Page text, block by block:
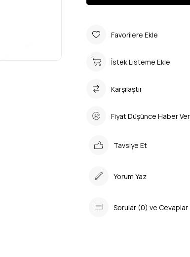
Favorilere Ekle
İstek Listeme Ekle
Karşılaştır
Fiyat Düşünce Haber Ver
Tavsiye Et
Yorum Yaz
Sorular (0) ve Cevaplar